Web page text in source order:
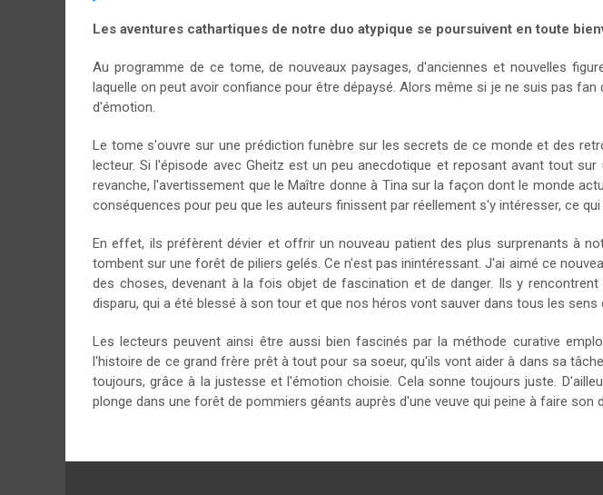
Les aventures cathartiques de notre duo atypique se poursuivent en toute
Au programme de ce tome, de nouveaux paysages, d'anciennes et nouvelles
laquelle on peut avoir confiance pour être dépaysé. Alors même si je ne suis pas
d'émotion.
Le tome s'ouvre sur une prédiction funèbre sur les secrets de ce monde et des
lecteur. Si l'épisode avec Gheitz est un peu anecdotique et reposant avant tout
revanche, l'avertissement que le Maître donne à Tina sur la façon dont le monde
conséquences pour peu que les auteurs finissent par réellement s'y intéresser, ce
En effet, ils préfèrent dévier et offrir un nouveau patient des plus surprenants à
tombent sur une forêt de piliers gelés. Ce n'est pas inintéressant. J'ai aimé ce
des choses, devenant à la fois objet de fascination et de danger. Ils y
disparu, qui a été blessé à son tour et que nos héros vont sauver dans tous les sens
Les lecteurs peuvent ainsi être aussi bien fascinés par la méthode curative
l'histoire de ce grand frère prêt à tout pour sa soeur, qu'ils vont aider à dans sa
toujours, grâce à la justesse et l'émotion choisie. Cela sonne toujours juste.
plonge dans une forêt de pommiers géants auprès d'une veuve qui peine à faire son